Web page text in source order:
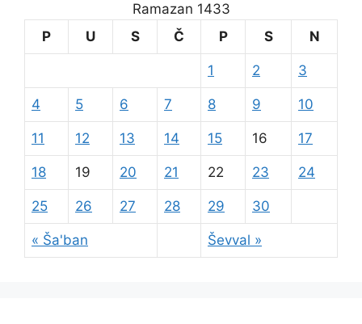
Ramazan 1433
P
U S Č P S N
« Ša'ban Ševval »
1 2 3
4 5 6 7 8 9 10
11 12 13 14 15 16 17
18 19 20 21 22 23 24
25 26 27 28 29 30